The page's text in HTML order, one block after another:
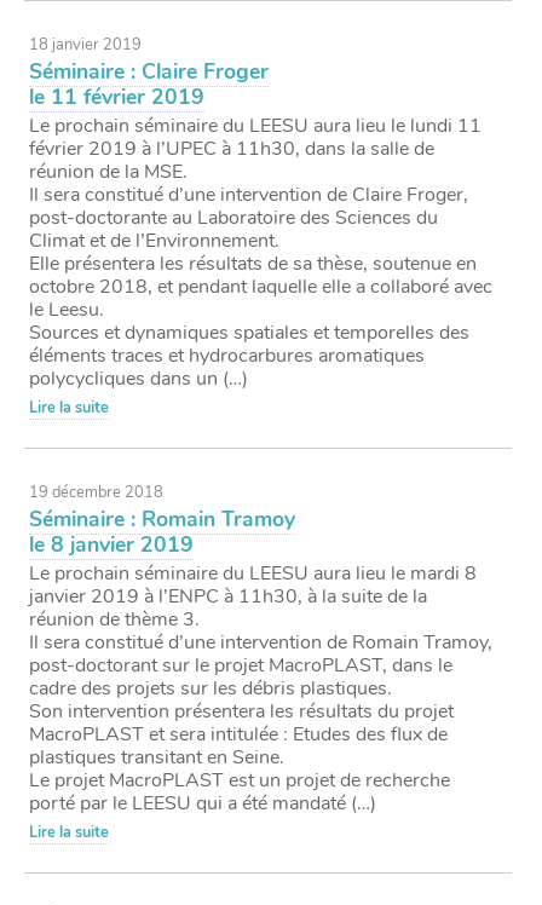
18 janvier 2019
Séminaire : Claire Froger
le 11 février 2019
Le prochain séminaire du LEESU aura lieu le lundi 11
février 2019 à l’UPEC à 11h30, dans la salle de
réunion de la MSE.
Il sera constitué d’une intervention de Claire Froger,
post-doctorante au Laboratoire des Sciences du
Climat et de l’Environnement.
Elle présentera les résultats de sa thèse, soutenue en
octobre 2018, et pendant laquelle elle a collaboré avec
le Leesu.
Sources et dynamiques spatiales et temporelles des
éléments traces et hydrocarbures aromatiques
polycycliques dans un (…)
Lire la suite
19 décembre 2018
Séminaire : Romain Tramoy
le 8 janvier 2019
Le prochain séminaire du LEESU aura lieu le mardi 8
janvier 2019 à l’ENPC à 11h30, à la suite de la
réunion de thème 3.
Il sera constitué d’une intervention de Romain Tramoy,
post-doctorant sur le projet MacroPLAST, dans le
cadre des projets sur les débris plastiques.
Son intervention présentera les résultats du projet
MacroPLAST et sera intitulée : Etudes des flux de
plastiques transitant en Seine.
Le projet MacroPLAST est un projet de recherche
porté par le LEESU qui a été mandaté (…)
Lire la suite